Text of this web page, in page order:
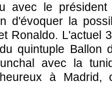
avec le
d'évoquer la
Ronaldo. L'actuel
quintuple Ballon
avec la
à